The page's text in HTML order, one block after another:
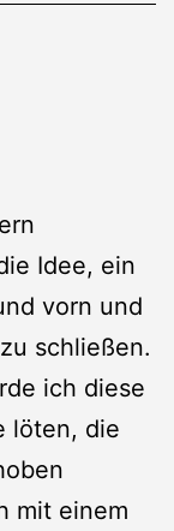
Idee, ein
vorn und
schließen.
ich diese
löten, die
mit einem